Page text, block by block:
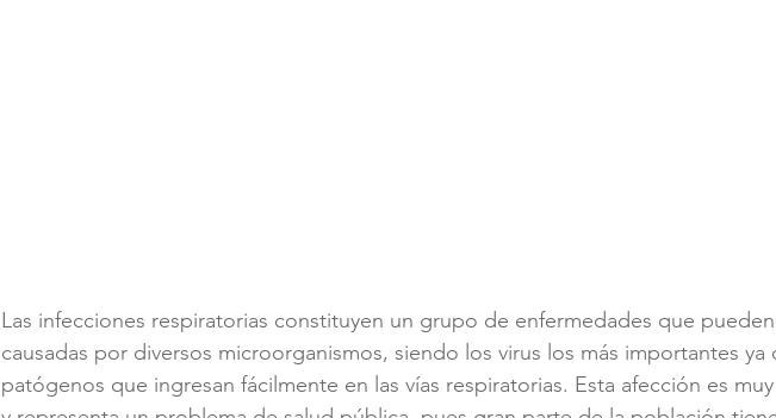
Las infecciones respiratorias constituyen un grupo de enfermedades que
causadas por diversos microorganismos, siendo los virus los más importantes ya
patógenos que ingresan fácilmente en las vías respiratorias. Esta afección es